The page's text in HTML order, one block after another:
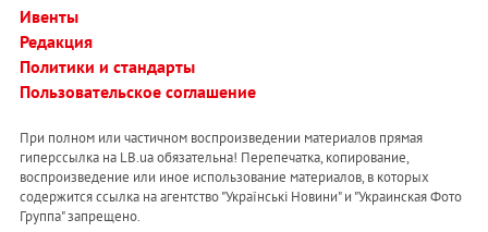
Ивенты
Редакция
Политики и стандарты
Пользовательское соглашение
При полном или частичном воспроизведении материалов прямая
гиперссылка на LB.ua обязательна! Перепечатка, копирование,
воспроизведение или иное использование материалов, в которых
содержится ссылка на агентство "Українськi Новини" и "Украинская Фото
Группа" запрещено.